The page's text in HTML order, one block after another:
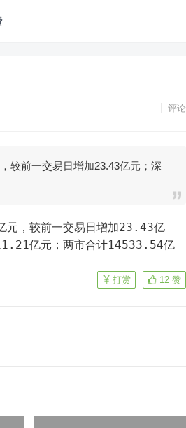
评论
较前一交易日增加23.43亿元；深
亿元；两市合计14533.54亿
12 赞
打赏